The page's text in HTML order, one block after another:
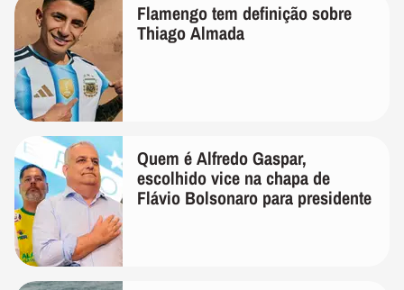
Flamengo tem definição sobre
Thiago Almada
Quem é Alfredo Gaspar,
escolhido vice na chapa de
Flávio Bolsonaro para presidente